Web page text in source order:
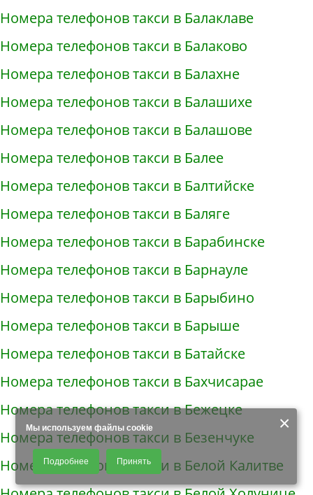
×
Мы используем файлы cookie
Продолжая использовать наш сайт, Вы даете согласие на обработку
файлов - COOKIES, пользовательских данных (файлы-cookies, IP-адрес,
данные об идентификаторе браузера, дата и время осуществления
доступа к сайту, история поисковых запросов) для сбора аналитической и
Подробнее Принять
Номера телефонов такси в Балаклаве
Номера телефонов такси в Балаково
Номера телефонов такси в Балахне
Номера телефонов такси в Балашихе
Номера телефонов такси в Балашове
Номера телефонов такси в Балее
Номера телефонов такси в Балтийске
Номера телефонов такси в Баляге
Номера телефонов такси в Барабинске
Номера телефонов такси в Барнауле
Номера телефонов такси в Барыбино
Номера телефонов такси в Барыше
Номера телефонов такси в Батайске
Номера телефонов такси в Бахчисарае
Номера телефонов такси в Бежецке
Номера телефонов такси в Безенчуке
Номера телефонов такси в Белой Калитве